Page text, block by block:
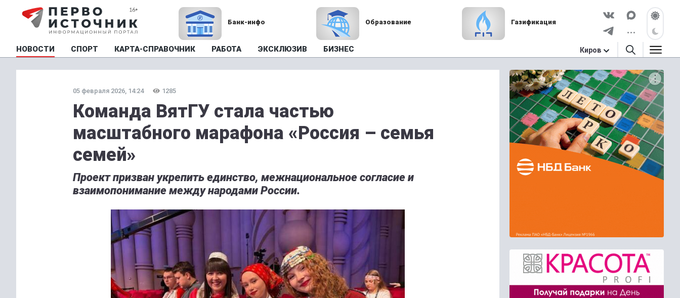
Банк-инфо Образование Газификация
НОВОСТИ СПОРТ КАРТА-СПРАВОЧНИК РАБОТА ЭКСКЛЮЗИВ БИЗНЕС Киров
05 февраля 2026, 14:24 1285
Команда ВятГУ стала частью
масштабного марафона «Россия – семья
семей»
Проект призван укрепить единство, межнациональное согласие и
взаимопонимание между народами России.